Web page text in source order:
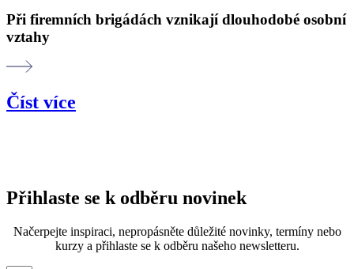
Při firemních brigádách vznikají dlouhodobé osobní
vztahy
Číst více
Přihlaste se k odběru novinek
Načerpejte inspiraci, nepropásněte důležité novinky, termíny nebo
kurzy a přihlaste se k odběru našeho newsletteru.